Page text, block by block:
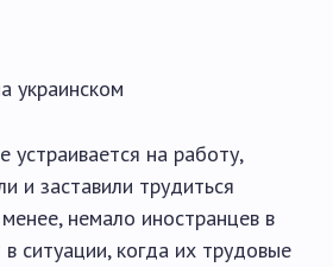
украинском
устраивается на работу,
и заставили трудиться
немало иностранцев в
ситуации, когда их трудовые